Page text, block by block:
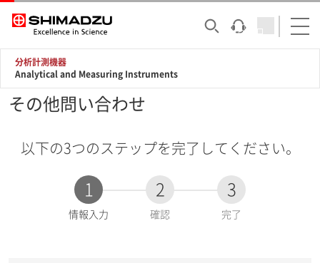
分析計測機器
Analytical and Measuring Instruments
その他問い合わせ
以下の3つのステップを完了してください。
1
現
情報入力
2
確認
3
完了